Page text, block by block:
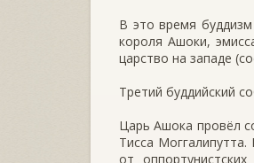
В это время
короля Ашоки,
царство на западе
Третий буддийский
Царь Ашока провёл
Тисса
от